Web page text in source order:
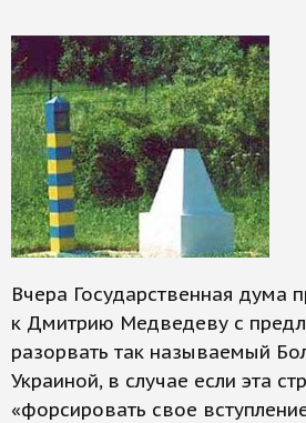
Вчера Государственная дума
к Дмитрию Медведеву с
разорвать так называемый
Украиной, в случае если эта
«форсировать свое